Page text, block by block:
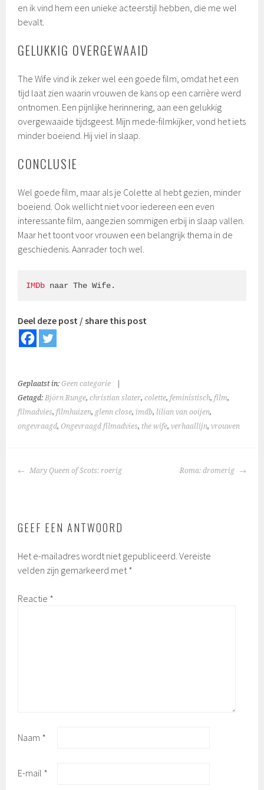
en ik vind hem een unieke acteerstijl hebben, die me wel
bevalt.
GELUKKIG OVERGEWAAID
The Wife vind ik zeker wel een goede film, omdat het een
tijd laat zien waarin vrouwen de kans op een carrière werd
ontnomen. Een pijnlijke herinnering, aan een gelukkig
overgewaaide tijdsgeest. Mijn mede-filmkijker, vond het iets
minder boeiend. Hij viel in slaap.
CONCLUSIE
Wel goede film, maar als je Colette al hebt gezien, minder
boeiend. Ook wellicht niet voor iedereen een even
interessante film, aangezien sommigen erbij in slaap vallen.
Maar het toont voor vrouwen een belangrijk thema in de
geschiedenis. Aanrader toch wel.
IMDb naar The Wife.
Deel deze post / share this post
Geplaatst in:Geen categorie
Getagd: Björn Runge,christian slater,colette, feministisch, film,
filmadvies, filmhuizen, glenn close, imdb, lilian van ooijen,
ongevraagd,Ongevraagd filmadvies, the wife,verhaallijn,vrouwen
BERICHTNAVIGATIE
Mary Queen of Scots: roerig Roma: dromerig
GEEF EEN ANTWOORD
Het e-mailadres wordt niet gepubliceerd. Vereiste
velden zijn gemarkeerd met *
Reactie *
Naam *
E-mail *